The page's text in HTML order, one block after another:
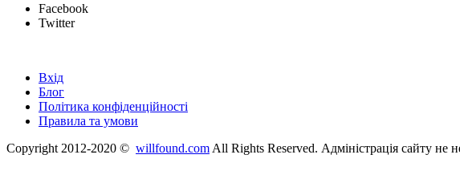
Facebook
Twitter
Вхід
Блог
Політика конфіденційності
Правила та умови
Copyright 2012-2020 © willfound.com All Rights Reserved. Адміністрація сайту не